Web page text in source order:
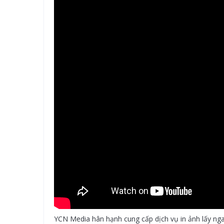
YCN Media hân hạnh cung cấp dịch vụ in ảnh lấy